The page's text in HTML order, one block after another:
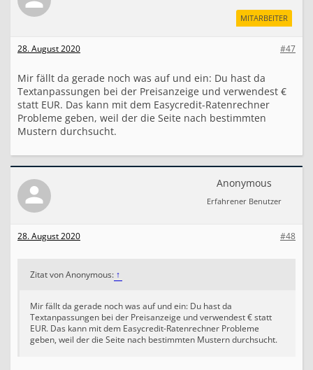
MITARBEITER
#47
28. August 2020
Mir fällt da gerade noch was auf und ein: Du hast da
Textanpassungen bei der Preisanzeige und verwendest €
statt EUR. Das kann mit dem Easycredit-Ratenrechner
Probleme geben, weil der die Seite nach bestimmten
Mustern durchsucht.
Anonymous
Erfahrener Benutzer
#48
28. August 2020
Zitat von Anonymous: ↑
Mir fällt da gerade noch was auf und ein: Du hast da
Textanpassungen bei der Preisanzeige und verwendest € statt
EUR. Das kann mit dem Easycredit-Ratenrechner Probleme
geben, weil der die Seite nach bestimmten Mustern durchsucht.